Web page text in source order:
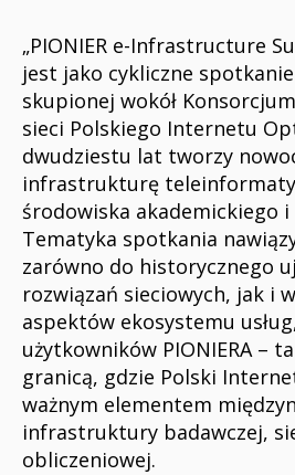
„PIONIER e-Infrastructure
jest jako cykliczne spotkanie
skupionej wokół
sieci Polskiego Internetu
dwudziestu lat tworzy
infrastrukturę
środowiska akademickiego i
Tematyka spotkania
zarówno do historycznego
rozwiązań sieciowych, jak i
aspektów ekosystemu
użytkowników PIONIERA –
granicą, gdzie Polski
ważnym elementem
infrastruktury badawczej,
obliczeniowej.